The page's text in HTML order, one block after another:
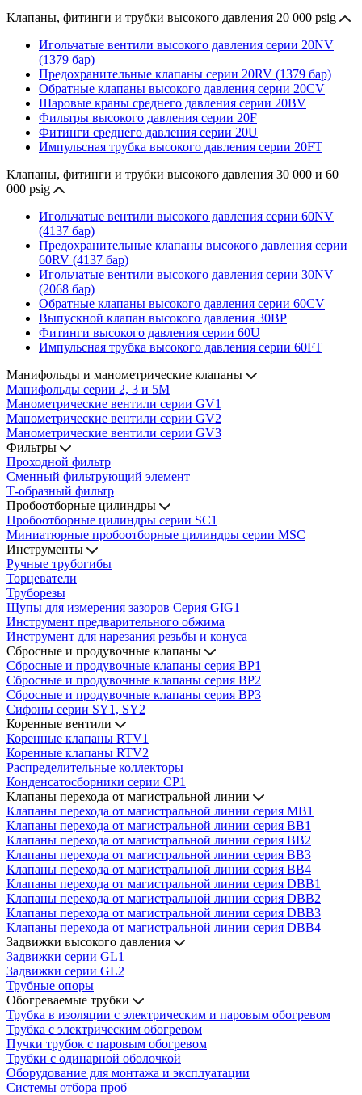
Клапаны, фитинги и трубки высокого давления 20 000 psig
Игольчатые вентили высокого давления серии 20NV
(1379 бар)
Предохранительные клапаны серии 20RV (1379 бар)
Обратные клапаны высокого давления серии 20CV
Шаровые краны среднего давления серии 20BV
Фильтры высокого давления серии 20F
Фитинги среднего давления серии 20U
Импульсная трубка высокого давления серии 20FT
Клапаны, фитинги и трубки высокого давления 30 000 и 60
000 psig
Игольчатые вентили высокого давления серии 60NV
(4137 бар)
Предохранительные клапаны высокого давления серии
60RV (4137 бар)
Игольчатые вентили высокого давления серии 30NV
(2068 бар)
Обратные клапаны высокого давления серии 60CV
Выпускной клапан высокого давления 30BP
Фитинги высокого давления серии 60U
Импульсная трубка высокого давления серии 60FT
Манифольды и манометрические клапаны
Манифольды серии 2, 3 и 5М
Манометрические вентили серии GV1
Манометрические вентили серии GV2
Манометрические вентили серии GV3
Фильтры
Проходной фильтр
Сменный фильтрующий элемент
Т-образный фильтр
Пробоотборные цилиндры
Пробоотборные цилиндры серии SC1
Миниатюрные пробоотборные цилиндры серии MSC
Инструменты
Ручные трубогибы
Торцеватели
Труборезы
Щупы для измерения зазоров Cерия GIG1
Инструмент предварительного обжима
Инструмент для нарезания резьбы и конуса
Сбросные и продувочные клапаны
Сбросные и продувочные клапаны серия BP1
Сбросные и продувочные клапаны серия BP2
Сбросные и продувочные клапаны серия BP3
Сифоны серии SY1, SY2
Коренные вентили
Коренные клапаны RTV1
Коренные клапаны RTV2
Распределительные коллекторы
Конденсатосборники серии CP1
Клапаны перехода от магистральной линии
Клапаны перехода от магистральной линии серия MB1
Клапаны перехода от магистральной линии серия BB1
Клапаны перехода от магистральной линии серия BB2
Клапаны перехода от магистральной линии серия BB3
Клапаны перехода от магистральной линии серия BB4
Клапаны перехода от магистральной линии серия DBB1
Клапаны перехода от магистральной линии серия DBB2
Клапаны перехода от магистральной линии серия DBB3
Клапаны перехода от магистральной линии серия DBB4
Задвижки высокого давления
Задвижки серии GL1
Задвижки серии GL2
Трубные опоры
Обогреваемые трубки
Трубка в изоляции с электрическим и паровым обогревом
Трубка с электрическим обогревом
Пучки трубок с паровым обогревом
Трубки с одинарной оболочкой
Оборудование для монтажа и эксплуатации
Системы отбора проб